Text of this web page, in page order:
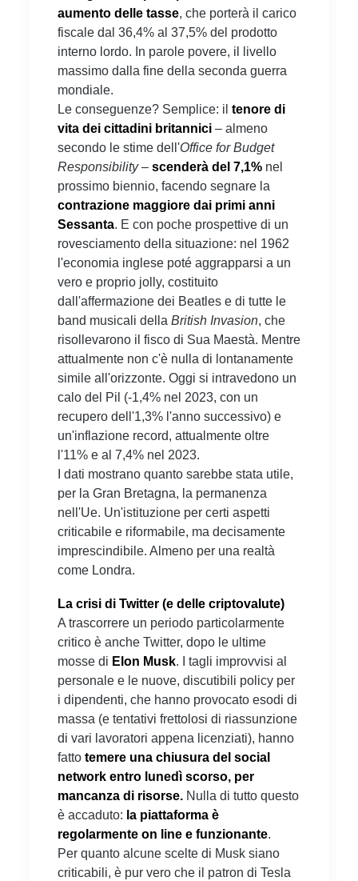
aumento delle tasse, che porterà il carico
fiscale dal 36,4% al 37,5% del prodotto
interno lordo. In parole povere, il livello
massimo dalla fine della seconda guerra
mondiale.
Le conseguenze? Semplice: il tenore di
vita dei cittadini britannici – almeno
secondo le stime dell'Office for Budget
Responsibility– scenderà del 7,1% nel
prossimo biennio, facendo segnare la
contrazione maggiore dai primi anni
Sessanta. E con poche prospettive di un
rovesciamento della situazione: nel 1962
l'economia inglese poté aggrapparsi a un
vero e proprio jolly, costituito
dall'affermazione dei Beatles e di tutte le
band musicali della British Invasion, che
risollevarono il fisco di Sua Maestà. Mentre
attualmente non c'è nulla di lontanamente
simile all'orizzonte. Oggi si intravedono un
calo del Pil (-1,4% nel 2023, con un
recupero dell'1,3% l'anno successivo) e
un'inflazione record, attualmente oltre
l'11% e al 7,4% nel 2023.
I dati mostrano quanto sarebbe stata utile,
per la Gran Bretagna, la permanenza
nell'Ue. Un'istituzione per certi aspetti
criticabile e riformabile, ma decisamente
imprescindibile. Almeno per una realtà
come Londra.
La crisi di Twitter (e delle criptovalute)
A trascorrere un periodo particolarmente
critico è anche Twitter, dopo le ultime
mosse di Elon Musk. I tagli improvvisi al
personale e le nuove, discutibili policy per
i dipendenti, che hanno provocato esodi di
massa (e tentativi frettolosi di riassunzione
di vari lavoratori appena licenziati), hanno
fatto temere una chiusura del social
network entro lunedì scorso, per
mancanza di risorse. Nulla di tutto questo
è accaduto: la piattaforma è
regolarmente on line e funzionante.
Per quanto alcune scelte di Musk siano
criticabili, è pur vero che il patron di Tesla